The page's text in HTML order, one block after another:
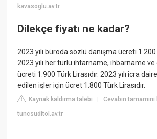
kavasoglu.av.tr
Dilekçe fiyatı ne kadar?
2023 yılı büroda sözlü danışma ücreti 1.200
2023 yılı her türlü ihtarname, ihbarname ve
ücreti 1.900 Türk Lirasıdır. 2023 yılı icra
edilen işler için ücret 1.800 Türk Lirasıdır.
Kaynak kaldırma talebi |Cevabın
tuncsuditol.av.tr